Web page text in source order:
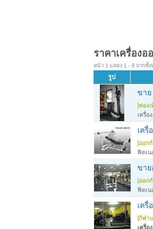
ราคาเครื่องอ
หน้า 1 แสดง 1 - 8 จากทั้
รูป
ขาย
[ท่อง
เครื่อ
เครื่
[ออก
ฟิตเน
ขาย
[ออก
ฟิตเน
เครื่
[กีฬา
เครื่อ